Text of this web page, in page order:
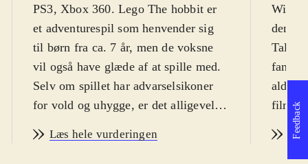
PS3, Xbox 360. Lego The hobbit er
et adventurespil som henvender sig
til børn fra ca. 7 år, men de voksne
vil også have glæde af at spille med.
Selv om spillet har advarselsikoner
for vold og uhygge, er det alligevel
dominerer. Sværhedsgraden er
Læs hele vurderingen
WiiU.
den
Tales.
Feedback